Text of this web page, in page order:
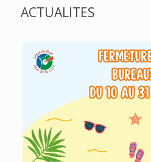
ACTUALITES